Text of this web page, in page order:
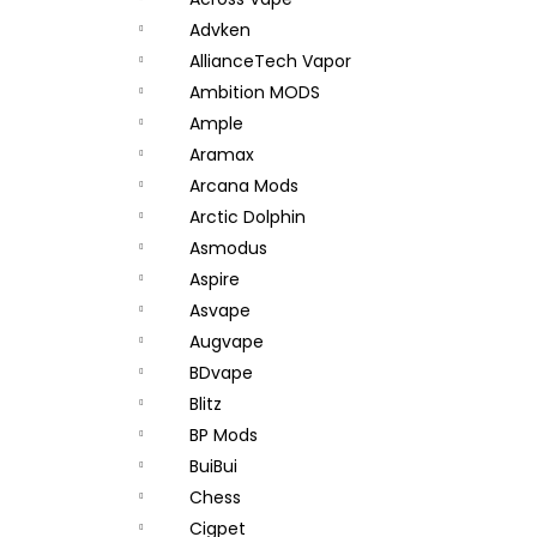
Advken
AllianceTech Vapor
Ambition MODS
Ample
Aramax
Arcana Mods
Arctic Dolphin
Asmodus
Aspire
Asvape
Augvape
BDvape
Blitz
BP Mods
BuiBui
Chess
Cigpet
JOYETECH BF SS316 ATOMIZER 0,6OHM
57 Kč